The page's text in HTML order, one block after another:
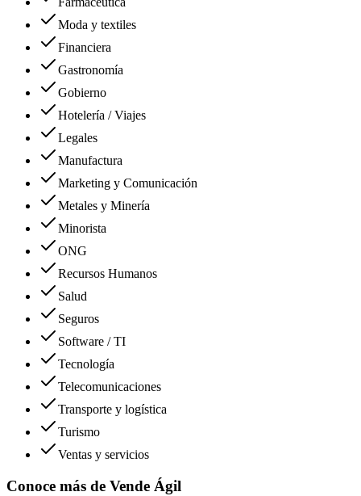
Moda y textiles
Financiera
Gastronomía
Gobierno
Hotelería / Viajes
Legales
Manufactura
Marketing y Comunicación
Metales y Minería
Minorista
ONG
Recursos Humanos
Salud
Seguros
Software / TI
Tecnología
Telecomunicaciones
Transporte y logística
Turismo
Ventas y servicios
Conoce más de Vende Ágil